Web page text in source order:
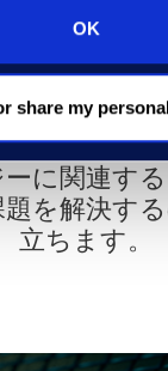
OK
share my
ペレーション
のチーム
が契約ワ
セス、お
ーに関連す
題を解決す
立ちます。